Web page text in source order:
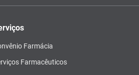
Farmácia
Farmacêuticos